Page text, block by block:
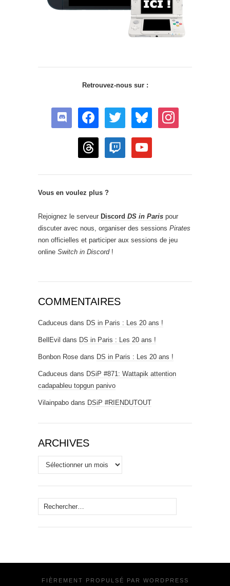
Retrouvez-nous sur :
discord facebook twitter bluesky instagram
threads twitch youtube
Vous en voulez plus ?
Rejoignez le serveur Discord DS in Paris pour
discuter avec nous, organiser des sessions Pirates
non officielles et participer aux sessions de jeu
online Switch in Discord!
COMMENTAIRES
Caduceus dans DS in Paris : Les 20 ans !
BellEvil dans DS in Paris : Les 20 ans !
Bonbon Rose dans DS in Paris : Les 20 ans !
Caduceus dans DSiP #871: Wattapik attention
cadapableu topgun panivo
Vilainpabo dans DSiP #RIENDUTOUT
ARCHIVES
Archives
Rechercher :
FIÈREMENT PROPULSÉ PAR WORDPRESS